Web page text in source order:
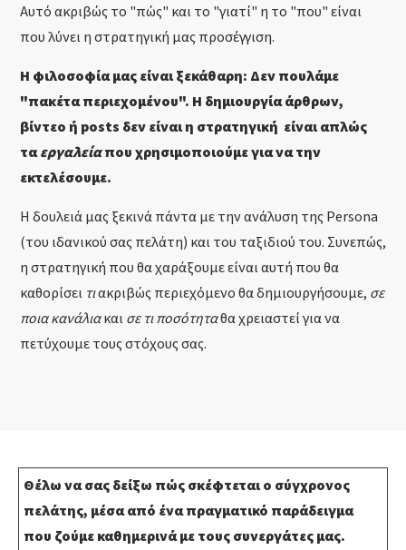
Αυτό ακριβώς το "πώς" και το "γιατί" η το "που" είναι
που λύνει η στρατηγική μας προσέγγιση.
Η φιλοσοφία μας είναι ξεκάθαρη: Δεν πουλάμε
"πακέτα περιεχομένου". Η δημιουργία άρθρων,
βίντεο ή posts δεν είναι η στρατηγική είναι απλώς
ταεργαλείαπου χρησιμοποιούμε για να την
εκτελέσουμε.
Η δουλειά μας ξεκινά πάντα με την ανάλυση της Persona
(του ιδανικού σας πελάτη) και του ταξιδιού του. Συνεπώς,
η στρατηγική που θα χαράξουμε είναι αυτή που θα
καθορίσει τιακριβώς περιεχόμενο θα δημιουργήσουμε, σε
ποια κανάλιακαισε τι ποσότηταθα χρειαστεί για να
πετύχουμε τους στόχους σας.
Θέλω να σας δείξω πώς σκέφτεται ο σύγχρονος
πελάτης, μέσα από ένα πραγματικό παράδειγμα
που ζούμε καθημερινά με τους συνεργάτες μας.